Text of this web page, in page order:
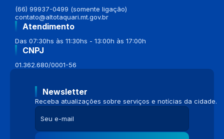
(66) 99937-0499 (somente ligação)
contato@altotaquari.mt.gov.br
Atendimento
Das 07:30hs às 11:30hs - 13:00h às 17:00h
CNPJ
01.362.680/0001-56
Newsletter
Receba atualizações sobre serviços e notícias da cidade.